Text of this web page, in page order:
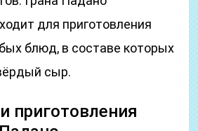
для приготовления
блюд, в составе которых
сыр.
приготовления